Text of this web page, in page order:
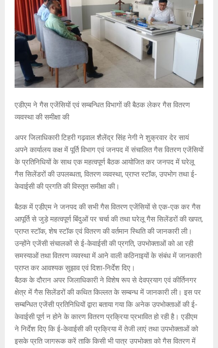
एडीएम ने गैस एजेंसियों एवं सम्बन्धित विभागों की बैठक लेकर गैस वितरण
व्यवस्था की समीक्षा की
अपर जिलाधिकारी टिहरी गढ़वाल शैलेंद्र सिंह नेगी ने शुक्रवार देर सायं
अपने कार्यालय कक्ष में पूर्ति विभाग एवं जनपद में संचालित गैस वितरण एजेंसियों
के प्रतिनिधियों के साथ एक महत्वपूर्ण बैठक आयोजित कर जनपद में घरेलू
गैस सिलेंडरों की उपलब्धता, वितरण व्यवस्था, प्राप्त स्टॉक, उपभोग तथा ई-
केवाईसी की प्रगति की विस्तृत समीक्षा की।
बैठक में एडीएम ने जनपद की सभी गैस वितरण एजेंसियों से एक-एक कर गैस
आपूर्ति से जुड़े महत्वपूर्ण बिंदुओं पर चर्चा की तथा घरेलू गैस सिलेंडरों की खपत,
प्राप्त स्टॉक, शेष स्टॉक एवं वितरण की वर्तमान स्थिति की जानकारी ली।
उन्होंने एजेंसी संचालकों से ई-केवाईसी की प्रगति, उपभोक्ताओं को आ रही
समस्याओं तथा वितरण व्यवस्था में आने वाली कठिनाइयों के संबंध में जानकारी
प्राप्त कर आवश्यक सुझाव एवं दिशा-निर्देश दिए।
बैठक के दौरान अपर जिलाधिकारी ने विशेष रूप से देवप्रयाग एवं कीर्तिनगर
क्षेत्र में गैस सिलेंडरों की कथित किल्लत के सम्बन्ध में जानकारी ली। इस पर
सम्बन्धित एजेंसी प्रतिनिधियों द्वारा बताया गया कि अनेक उपभोक्ताओं की ई-
केवाईसी पूर्ण न होने के कारण वितरण प्रक्रिया प्रभावित हो रही है। एडीएम
ने निर्देश दिए कि ई-केवाईसी की प्रक्रिया में तेजी लाएं तथा उपभोक्ताओं को
इसके प्रति जागरूक करें ताकि किसी भी पात्र उपभोक्ता को गैस वितरण में